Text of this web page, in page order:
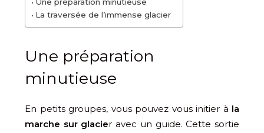
Une préparation minutieuse
La traversée de l’immense glacier
Une préparation
minutieuse
En petits groupes, vous pouvez vous initier à la
marche sur glacier avec un guide. Cette sortie